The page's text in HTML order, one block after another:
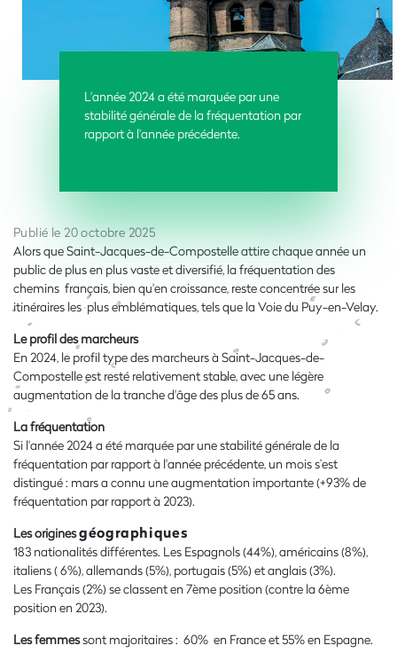
L'année 2024 a été marquée par une
stabilité générale de la fréquentation par
rapport à l'année précédente.
Publié le 20 octobre 2025
Alors que Saint-Jacques-de-Compostelle attire chaque année un
public de plus en plus vaste et diversifié, la fréquentation des
chemins français, bien qu'en croissance, reste concentrée sur les
itinéraires les plus emblématiques, tels que la Voie du Puy-en-Velay.
Le profil des marcheurs
En 2024, le profil type des marcheurs à Saint-Jacques-de-
Compostelle est resté relativement stable, avec une légère
augmentation de la tranche d'âge des plus de 65 ans.
La fréquentation
Si l'année 2024 a été marquée par une stabilité générale de la
fréquentation par rapport à l'année précédente, un mois s’est
distingué : mars a connu une augmentation importante (+93% de
fréquentation par rapport à 2023).
Les originesgéographiques
183 nationalités différentes. Les Espagnols (44%), américains (8%),
italiens ( 6%),allemands (5%), portugais (5%) et anglais (3%).
Les Français (2%) se classent en 7ème position (contre la 6ème
position en 2023).
Les femmessont majoritaires : 60% en France et 55% en Espagne.